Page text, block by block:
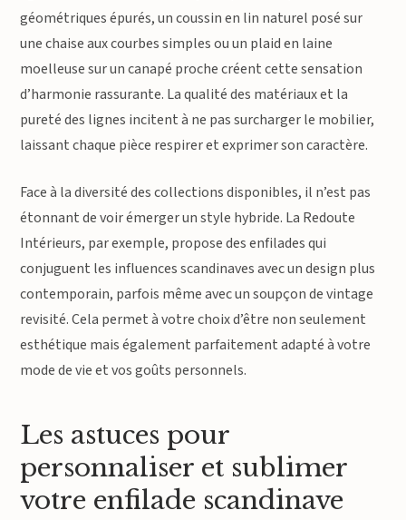
géométriques épurés, un coussin en lin naturel posé sur
une chaise aux courbes simples ou un plaid en laine
moelleuse sur un canapé proche créent cette sensation
d’harmonie rassurante. La qualité des matériaux et la
pureté des lignes incitent à ne pas surcharger le mobilier,
laissant chaque pièce respirer et exprimer son caractère.
Face à la diversité des collections disponibles, il n’est pas
étonnant de voir émerger un style hybride. La Redoute
Intérieurs, par exemple, propose des enfilades qui
conjuguent les influences scandinaves avec un design plus
contemporain, parfois même avec un soupçon de vintage
revisité. Cela permet à votre choix d’être non seulement
esthétique mais également parfaitement adapté à votre
mode de vie et vos goûts personnels.
Les astuces pour
personnaliser et sublimer
votre enfilade scandinave